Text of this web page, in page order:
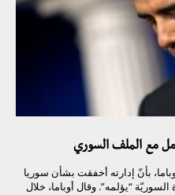
مع الملف السوري
بأنّ إدارته أخفقت بشأن سوريا
“يؤلمه”. وقال أوباما، خلال